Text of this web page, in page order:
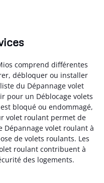
comprend différentes
débloquer ou installer
du Dépannage volet
pour un Déblocage volets
bloqué ou endommagé,
volet roulant permet de
Dépannage volet roulant à
de volets roulants. Les
roulant contribuent à
des logements.